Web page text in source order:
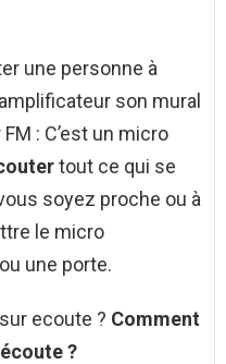
une personne à
son mural
: C’est un micro
tout ce qui se
soyez proche ou à
le micro
une porte.
ecoute ? Comment
écoute?